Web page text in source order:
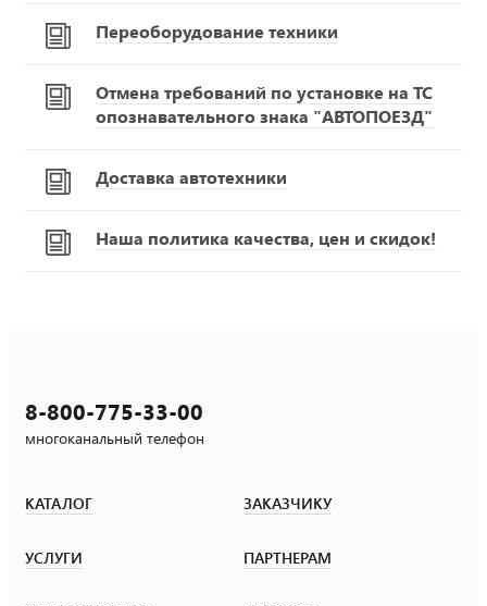
Переоборудование техники
Отмена требований по установке на ТС
опознавательного знака "АВТОПОЕЗД"
Доставка автотехники
Наша политика качества, цен и скидок!
8-800-775-33-00
многоканальный телефон
КАТАЛОГ ЗАКАЗЧИКУ
УСЛУГИ ПАРТНЕРАМ